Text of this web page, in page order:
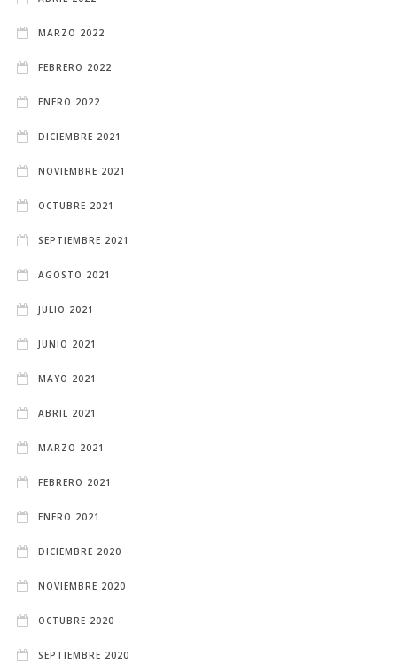
MARZO 2022
FEBRERO 2022
ENERO 2022
DICIEMBRE 2021
NOVIEMBRE 2021
OCTUBRE 2021
SEPTIEMBRE 2021
AGOSTO 2021
JULIO 2021
JUNIO 2021
MAYO 2021
ABRIL 2021
MARZO 2021
FEBRERO 2021
ENERO 2021
DICIEMBRE 2020
NOVIEMBRE 2020
OCTUBRE 2020
SEPTIEMBRE 2020